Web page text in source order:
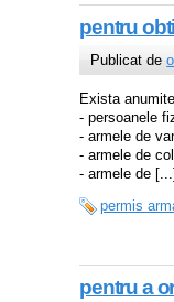
pentru
Publicat de
Exista
- persoanele
- armele de
- armele de
- armele de
permis
pentru a